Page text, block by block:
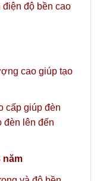
điện độ bền cao
cao giúp tạo
cấp giúp đèn
đèn lên đến
năm